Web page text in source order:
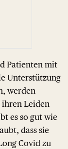
Patienten mit
Unterstützung
werden
ihren Leiden
es so gut wie
dass sie
Covid zu